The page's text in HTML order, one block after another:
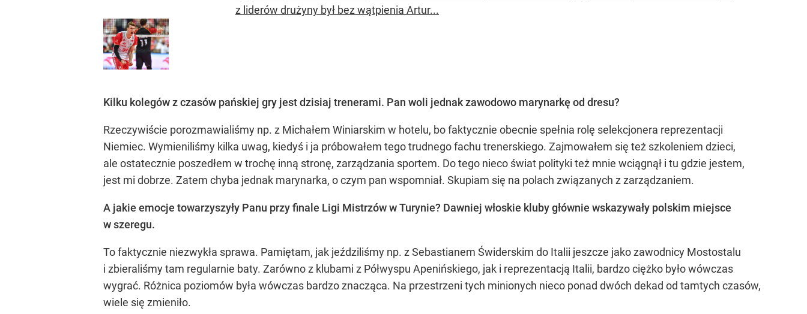
z liderów drużyny był bez wątpienia Artur...
Kilku kolegów z czasów pańskiej gry jest dzisiaj trenerami. Pan woli jednak zawodowo marynarkę od dresu?
Rzeczywiście porozmawialiśmy np. z Michałem Winiarskim w hotelu, bo faktycznie obecnie spełnia rolę selekcjonera reprezentacji
Niemiec. Wymieniliśmy kilka uwag, kiedyś i ja próbowałem tego trudnego fachu trenerskiego. Zajmowałem się też szkoleniem dzieci,
ale ostatecznie poszedłem w trochę inną stronę, zarządzania sportem. Do tego nieco świat polityki też mnie wciągnął i tu gdzie jestem,
jest mi dobrze. Zatem chyba jednak marynarka, o czym pan wspomniał. Skupiam się na polach związanych z zarządzaniem.
A jakie emocje towarzyszyły Panu przy finale Ligi Mistrzów w Turynie? Dawniej włoskie kluby głównie wskazywały polskim miejsce
w szeregu.
To faktycznie niezwykła sprawa. Pamiętam, jak jeździliśmy np. z Sebastianem Świderskim do Italii jeszcze jako zawodnicy Mostostalu
i zbieraliśmy tam regularnie baty. Zarówno z klubami z Półwyspu Apenińskiego, jak i reprezentacją Italii, bardzo ciężko było wówczas
wygrać. Różnica poziomów była wówczas bardzo znacząca. Na przestrzeni tych minionych nieco ponad dwóch dekad od tamtych czasów,
wiele się zmieniło.